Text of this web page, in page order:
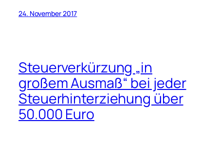
24. November 2017
Steuerverkürzung „in
großem Ausmaß“ bei jeder
Steuerhinterziehung über
50.000 Euro